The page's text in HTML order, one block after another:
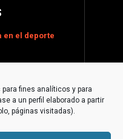
fines analíticos y para
a un perfil elaborado a partir
páginas visitadas).
en el deporte
desde la